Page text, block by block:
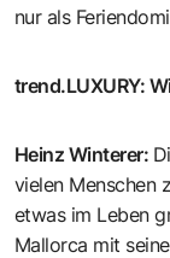
nur als
trend.LUXURY:
Heinz Winterer:
vielen Menschen
etwas im Leben
Mallorca mit